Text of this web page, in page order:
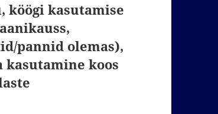
köögi kasutamise
pannid olemas),
koos